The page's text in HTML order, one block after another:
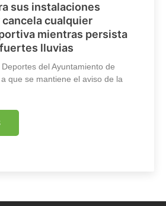
sus instalaciones
cualquier
mientras persista
lluvias
del Ayuntamiento de
que se mantiene el aviso de la